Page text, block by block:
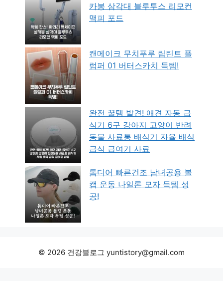
카봉 삼각대 블루투스 리모컨
맥피 포드
캔메이크 무치푸루 립틴트 플
럼퍼 01 버터스카치 득템!
완전 꿀템 발견! 애견 자동 급
식기 6구 강아지 고양이 반려
동물 사료통 배식기 자율 배식
급식 급여기 사료
톰디어 빠른건조 남녀공용 볼
캡 운동 나일론 모자 득템 성
공!
© 2026 건강블로그 yuntistory@gmail.com